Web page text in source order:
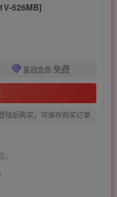
526MB]
皇冠会员 免费
陆后购买，可保存购买订单